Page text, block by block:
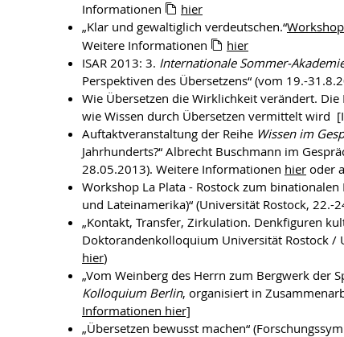
Informationen
hier
„Klar und gewaltiglich verdeutschen.“Workshop
Weitere Informationen
hier
ISAR 2013: 3. Internationale Sommer-
Perspektiven des Übersetzens“ (vom 19.-
Wie Übersetzen die Wirklichkeit verändert. Die
wie Wissen durch Übersetzen vermittelt wird
Auftaktveranstaltung der Reihe Wissen im
Jahrhunderts?“ Albrecht Buschmann im
28.05.2013). Weitere Informationen hier oder
Workshop La Plata - Rostock zum
und Lateinamerika)“ (Universität Rostock,
„Kontakt, Transfer, Zirkulation. Denkfiguren
Doktorandenkolloquium Universität Rostock /
hier)
„Vom Weinberg des Herrn zum Bergwerk der
Kolloquium Berlin, organisiert in
Informationen hier]
„Übersetzen bewusst machen“